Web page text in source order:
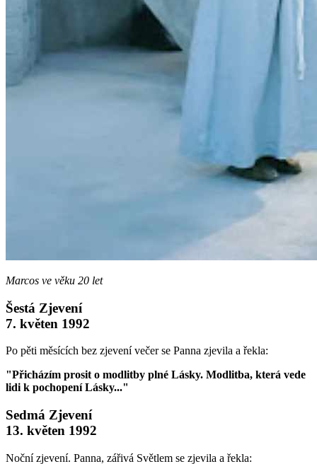
Marcos ve věku 20 let
Šestá Zjevení
7. květen 1992
Po pěti měsících bez zjevení večer se Panna zjevila a řekla:
"Přicházím prosit o modlitby plné Lásky. Modlitba, která vede
lidi k pochopení Lásky..."
Sedmá Zjevení
13. květen 1992
Noční zjevení. Panna, zářivá Světlem se zjevila a řekla: